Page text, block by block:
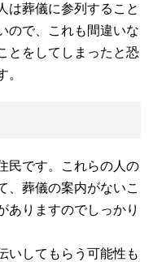
は葬儀に参列すること
ので、これも間違いな
とをしてしまったと恐
。
民です。これらの人の
、葬儀の案内がないこ
ありますのでしっかり
いしてもらう可能性も